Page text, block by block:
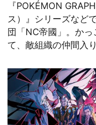
『POKÉMON
ス）』シリーズなど
団「NC帝國」。か
て、敵組織の仲間入